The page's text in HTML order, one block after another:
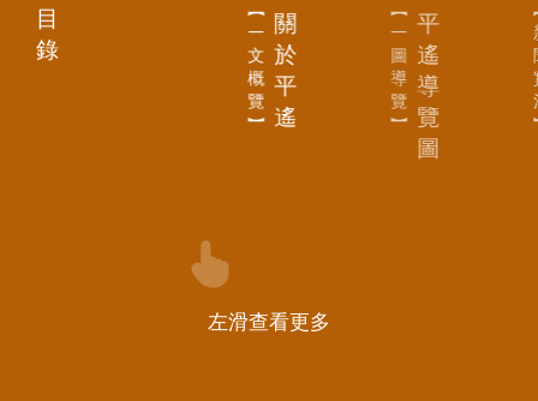
左滑查看更多
目
錄
【
一
文
概
覽
】
關
於
平
遙
【
一
圖
導
覽
】
平
遙
導
覽
圖